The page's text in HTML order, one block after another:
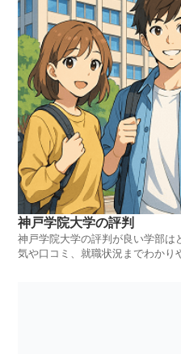
神戸学院大学の評判
神戸学院大学の評判が良い学部は
気や口コミ、就職状況までわかり